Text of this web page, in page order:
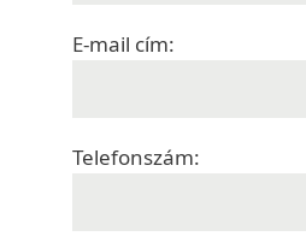
E-mail cím:
Telefonszám: